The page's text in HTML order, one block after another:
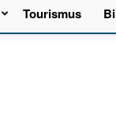
Tourismus